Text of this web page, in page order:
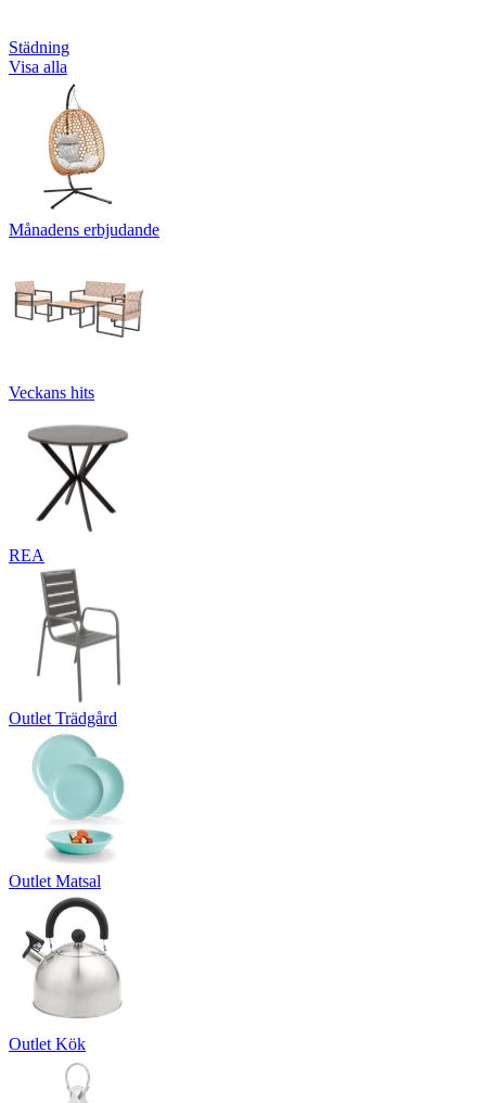
Städning
Visa alla
Månadens erbjudande
Veckans hits
REA
Outlet Trädgård
Outlet Matsal
Outlet Kök